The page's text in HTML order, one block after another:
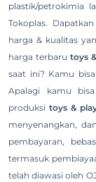
plastik/petrokimia
Tokoplas.
harga & kualitas
harga terbaru toys
saat ini? Kamu
Apalagi kamu
produksi toys &
menyenangkan,
pembayaran,
termasuk
telah diawasi oleh